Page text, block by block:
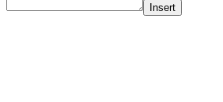
Insert